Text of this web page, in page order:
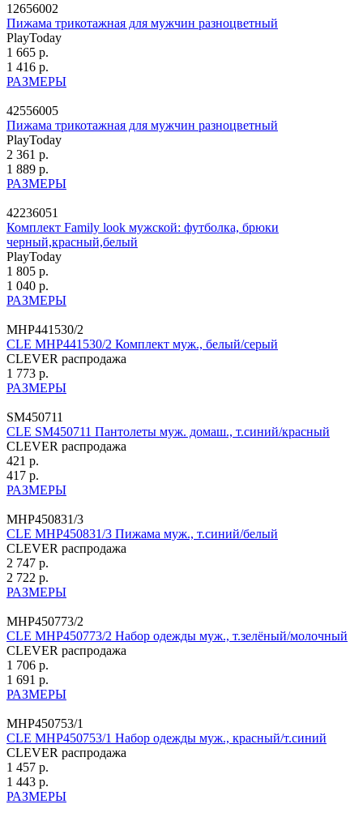
12656002
Пижама трикотажная для мужчин разноцветный
PlayToday
1 665 р.
1 416 р.
РАЗМЕРЫ
42556005
Пижама трикотажная для мужчин разноцветный
PlayToday
2 361 р.
1 889 р.
РАЗМЕРЫ
42236051
Комплект Family look мужской: футболка, брюки
черный,красный,белый
PlayToday
1 805 р.
1 040 р.
РАЗМЕРЫ
MHP441530/2
CLE MHP441530/2 Комплект муж., белый/серый
CLEVER распродажа
1 773 р.
РАЗМЕРЫ
SM450711
CLE SM450711 Пантолеты муж. домаш., т.синий/красный
CLEVER распродажа
421 р.
417 р.
РАЗМЕРЫ
MHP450831/3
CLE MHP450831/3 Пижама муж., т.синий/белый
CLEVER распродажа
2 747 р.
2 722 р.
РАЗМЕРЫ
MHP450773/2
CLE MHP450773/2 Набор одежды муж., т.зелёный/молочный
CLEVER распродажа
1 706 р.
1 691 р.
РАЗМЕРЫ
MHP450753/1
CLE MHP450753/1 Набор одежды муж., красный/т.синий
CLEVER распродажа
1 457 р.
1 443 р.
РАЗМЕРЫ